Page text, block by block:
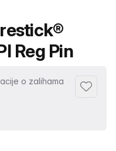
Reg Pin
o zalihama
Dodaj